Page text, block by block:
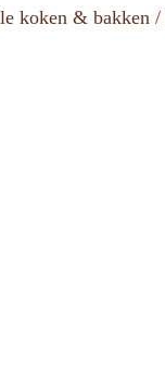
koken & bakken /